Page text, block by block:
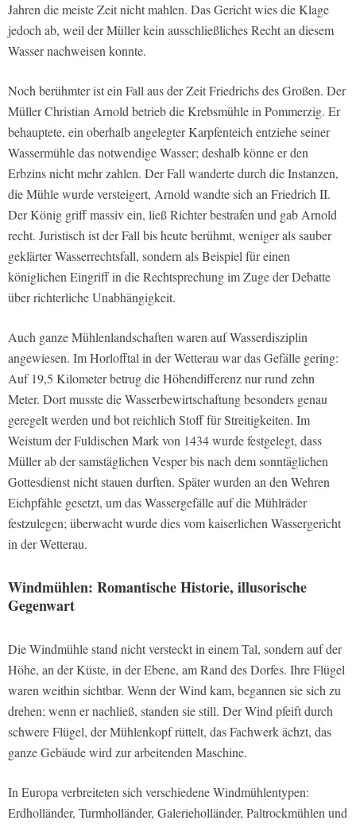
Jahren die meiste Zeit nicht mahlen. Das Gericht wies die Klage
jedoch ab, weil der Müller kein ausschließliches Recht an diesem
Wasser nachweisen konnte.
Noch berühmter ist ein Fall aus der Zeit Friedrichs des Großen. Der
Müller Christian Arnold betrieb die Krebsmühle in Pommerzig. Er
behauptete, ein oberhalb angelegter Karpfenteich entziehe seiner
Wassermühle das notwendige Wasser; deshalb könne er den
Erbzins nicht mehr zahlen. Der Fall wanderte durch die Instanzen,
die Mühle wurde versteigert, Arnold wandte sich an Friedrich II.
Der König griff massiv ein, ließ Richter bestrafen und gab Arnold
recht. Juristisch ist der Fall bis heute berühmt, weniger als sauber
geklärter Wasserrechtsfall, sondern als Beispiel für einen
königlichen Eingriff in die Rechtsprechung im Zuge der Debatte
über richterliche Unabhängigkeit.
Auch ganze Mühlenlandschaften waren auf Wasserdisziplin
angewiesen. Im Horlofftal in der Wetterau war das Gefälle gering:
Auf 19,5 Kilometer betrug die Höhendifferenz nur rund zehn
Meter. Dort musste die Wasserbewirtschaftung besonders genau
geregelt werden und bot reichlich Stoff für Streitigkeiten. Im
Weistum der Fuldischen Mark von 1434 wurde festgelegt, dass
Müller ab der samstäglichen Vesper bis nach dem sonntäglichen
Gottesdienst nicht stauen durften. Später wurden an den Wehren
Eichpfähle gesetzt, um das Wassergefälle auf die Mühlräder
festzulegen; überwacht wurde dies vom kaiserlichen Wassergericht
in der Wetterau.
Windmühlen: Romantische Historie, illusorische
Gegenwart
Die Windmühle stand nicht versteckt in einem Tal, sondern auf der
Höhe, an der Küste, in der Ebene, am Rand des Dorfes. Ihre Flügel
waren weithin sichtbar. Wenn der Wind kam, begannen sie sich zu
drehen; wenn er nachließ, standen sie still. Der Wind pfeift durch
schwere Flügel, der Mühlenkopf rüttelt, das Fachwerk ächzt, das
ganze Gebäude wird zur arbeitenden Maschine.
In Europa verbreiteten sich verschiedene Windmühlentypen:
Erdholländer, Turmholländer, Galerieholländer, Paltrockmühlen und